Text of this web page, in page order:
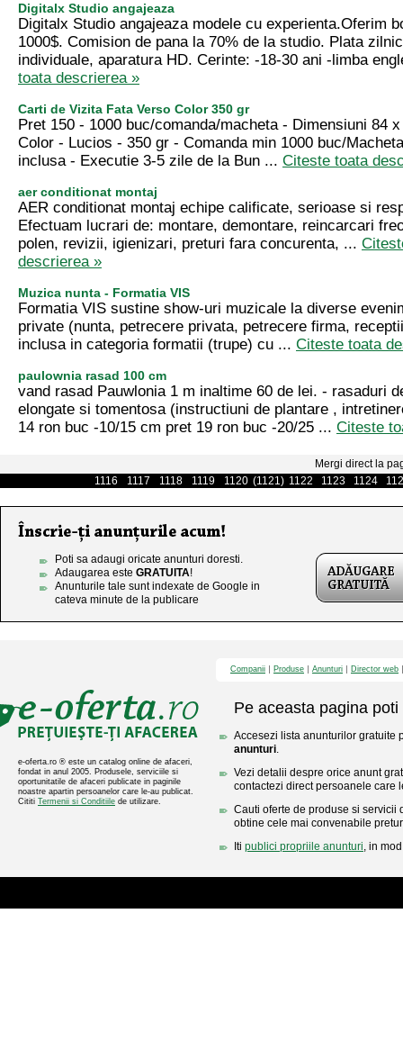
Digitalx Studio angajeaza
Digitalx Studio angajeaza modele cu experienta.Oferim
1000$. Comision de pana la 70% de la studio. Plata
individuale, aparatura HD. Cerinte: -18-30 ani -limba
toata descrierea »
Carti de Vizita Fata Verso Color 350 gr
Pret 150 - 1000 buc/comanda/macheta - Dimensiuni 84
Color - Lucios - 350 gr - Comanda min 1000 buc/
inclusa - Executie 3-5 zile de la Bun ... Citeste toata
aer conditionat montaj
AER conditionat montaj echipe calificate, serioase si
Efectuam lucrari de: montare, demontare, reincarcari
polen, revizii, igienizari, preturi fara concurenta, ...
descrierea »
Muzica nunta - Formatia VIS
Formatia VIS sustine show-uri muzicale la diverse
private (nunta, petrecere privata, petrecere firma,
inclusa in categoria formatii (trupe) cu ... Citeste toata
paulownia rasad 100 cm
vand rasad Pauwlonia 1 m inaltime 60 de lei. - rasaduri
elongate si tomentosa (instructiuni de plantare ,
14 ron buc -10/15 cm pret 19 ron buc -20/25 ... Citeste
Mergi direct la
1116
1117 1118 1119 1120 (1121) 1122 1123 1124
Poti sa adaugi oricate anunturi doresti.
Adaugarea este GRATUITA!
Anunturile tale sunt indexate de Google in
cateva minute de la publicare
e-oferta.ro ® este un catalog online de afaceri,
fondat in anul 2005. Produsele, serviciile si
oportunitatile de afaceri publicate in paginile
noastre apartin persoanelor care le-au publicat.
Cititi Termenii si Conditiile de utilizare.
Companii Produse Anunturi Director web
Pe aceasta pagina poti
Accesezi lista anunturilor gratuite
anunturi.
Vezi detalii despre orice anunt
contactezi direct persoanele care
Cauti oferte de produse si servicii
obtine cele mai convenabile
Iti publici propriile anunturi, in